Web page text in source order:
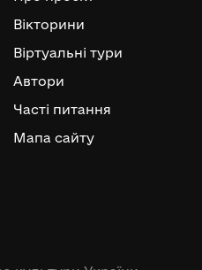
Вікторини
Віртуальні тури
Автори
Часті питання
Мапа сайту